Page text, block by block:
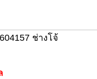
ช่างโจ้